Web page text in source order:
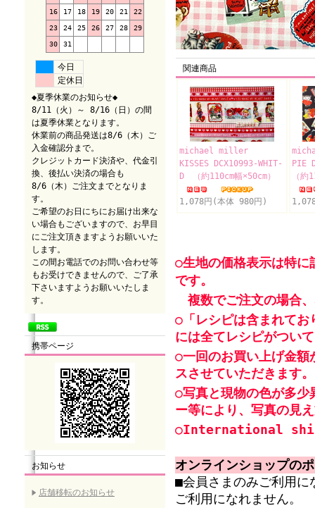
16 17 18 19 20 21 22
23 24 25 26 27 28 29
30 31
今日
定休日
◆夏季休業のお知らせ◆
8/11（火）～ 8/16（日）の間
は夏季休業となります。
休業前の商品発送は8/6（木）ご
入金確認分まで。
クレジットカード決済や、代金引
換、後払い決済の場合も
8/6（木）ご注文までとなりま
す。
ご希望のお日にちにお届け出来な
い場合もございますので、お早目
にご注文頂きますようお願いいた
します。
この間お電話でのお問い合わせ等
もお受けできませんので、ご了承
下さいますようお願いいたしま
す。
携帯ページ
お知らせ
店舗移転のお知らせ
関連商品
michael miller
KISSES DCX10993-WHIT-
D （約110cm幅×50cm）
1,078円(本体 980円)
PIE
（約
○生地の価格表示は特に
です。
複数でご注文の場合
○「レシピは含まれてお
には全てレシピがつい
○一回のお買い上げ金
スさせていただきます。
○写真と現物の色が多少
ー等により、写真の見
○International
オンラインショップの
■会員さまのみご利用に
ご利用になれません。